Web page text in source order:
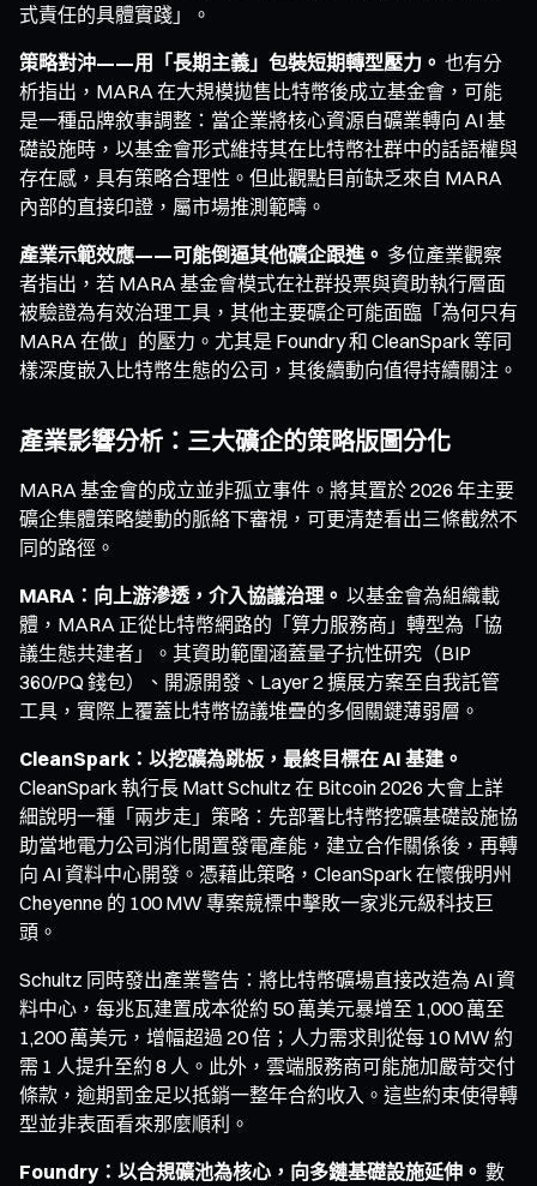
式責任的具體實踐」。
策略對沖——用「長期主義」包裝短期轉型壓力。 也有分
析指出，MARA 在大規模拋售比特幣後成立基金會，可能
是一種品牌敘事調整：當企業將核心資源自礦業轉向 AI 基
礎設施時，以基金會形式維持其在比特幣社群中的話語權與
存在感，具有策略合理性。但此觀點目前缺乏來自 MARA
內部的直接印證，屬市場推測範疇。
產業示範效應——可能倒逼其他礦企跟進。 多位產業觀察
者指出，若 MARA 基金會模式在社群投票與資助執行層面
被驗證為有效治理工具，其他主要礦企可能面臨「為何只有
MARA 在做」的壓力。尤其是 Foundry 和 CleanSpark 等同
樣深度嵌入比特幣生態的公司，其後續動向值得持續關注。
產業影響分析：三大礦企的策略版圖分化
MARA 基金會的成立並非孤立事件。將其置於 2026 年主要
礦企集體策略變動的脈絡下審視，可更清楚看出三條截然不
同的路徑。
MARA：向上游滲透，介入協議治理。 以基金會為組織載
體，MARA 正從比特幣網路的「算力服務商」轉型為「協
議生態共建者」。其資助範圍涵蓋量子抗性研究（BIP
360/PQ 錢包）、開源開發、Layer 2 擴展方案至自我託管
工具，實際上覆蓋比特幣協議堆疊的多個關鍵薄弱層。
CleanSpark：以挖礦為跳板，最終目標在 AI 基建。
CleanSpark 執行長 Matt Schultz 在 Bitcoin 2026 大會上詳
細說明一種「兩步走」策略：先部署比特幣挖礦基礎設施協
助當地電力公司消化閒置發電產能，建立合作關係後，再轉
向 AI 資料中心開發。憑藉此策略，CleanSpark 在懷俄明州
Cheyenne 的 100 MW 專案競標中擊敗一家兆元級科技巨
頭。
Schultz 同時發出產業警告：將比特幣礦場直接改造為 AI 資
料中心，每兆瓦建置成本從約 50 萬美元暴增至 1,000 萬至
1,200 萬美元，增幅超過 20 倍；人力需求則從每 10 MW 約
需 1 人提升至約 8 人。此外，雲端服務商可能施加嚴苛交付
條款，逾期罰金足以抵銷一整年合約收入。這些約束使得轉
型並非表面看來那麼順利。
Foundry：以合規礦池為核心，向多鏈基礎設施延伸。 數